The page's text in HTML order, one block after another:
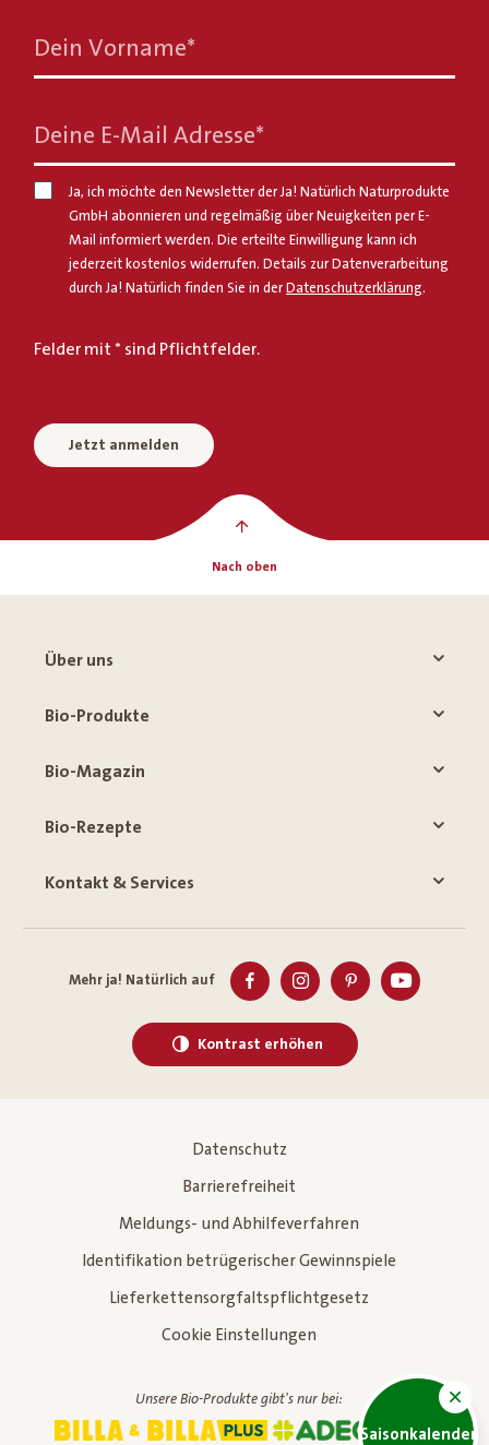
Saisonkalender
Dein Vorname*
Deine E-Mail Adresse*
Ja, ich möchte den Newsletter der Ja! Natürlich Naturprodukte
GmbH abonnieren und regelmäßig über Neuigkeiten per E-
Mail informiert werden. Die erteilte Einwilligung kann ich
jederzeit kostenlos widerrufen. Details zur Datenverarbeitung
durch Ja! Natürlich finden Sie in derDatenschutzerklärung.
Felder mit * sind Pflichtfelder.
Jetzt anmelden
Nach oben
Über uns
Bio-Produkte
Bio-Magazin
Bio-Rezepte
Kontakt & Services
Mehr ja! Natürlich auf
Kontrast erhöhen
Datenschutz
Barrierefreiheit
Meldungs- und Abhilfeverfahren
Identifikation betrügerischer Gewinnspiele
Lieferkettensorgfaltspflichtgesetz
Cookie Einstellungen
Unsere Bio-Produkte gibt's nur bei: